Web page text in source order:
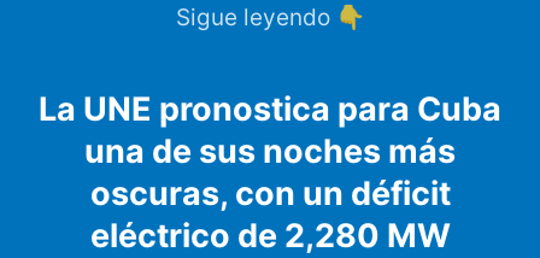
Sigue leyendo 👇